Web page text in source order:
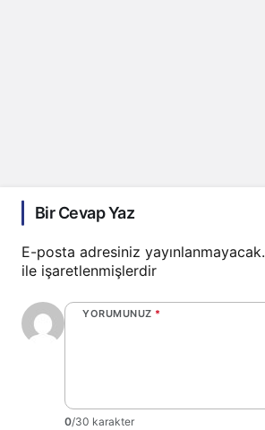
Bir Cevap Yaz
E-posta adresiniz yayınlanmayacak.
ile işaretlenmişlerdir
YORUMUNUZ *
0/30 karakter